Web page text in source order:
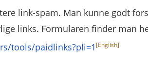
link-spam. Man kunne godt
links. Formularen finder man
tools/paidlinks?pli=1